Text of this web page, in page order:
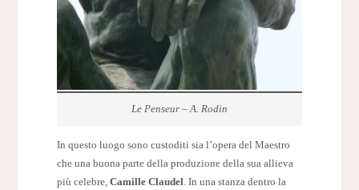
Le Penseur – A. Rodin
In questo luogo sono custoditi sia l’opera del Maestro
che una buona parte della produzione della sua allieva
più celebre, Camille Claudel . In una stanza dentro la